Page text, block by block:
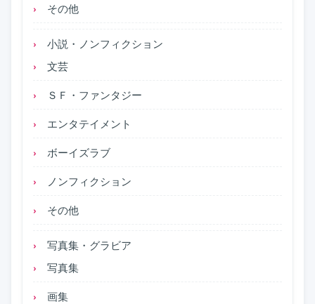
その他
小説・ノンフィクション
文芸
ＳＦ・ファンタジー
エンタテイメント
ボーイズラブ
ノンフィクション
その他
写真集・グラビア
写真集
画集